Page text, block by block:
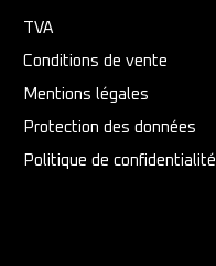
TVA
Conditions de vente
Mentions légales
Protection des données
Politique de confidentialité